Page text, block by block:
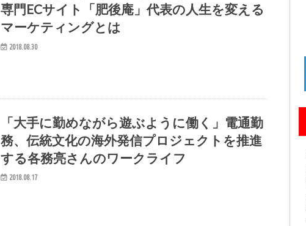
専門ECサイト「肥後庵」代表の人生を変える
マーケティングとは
2018.08.30
「大手に勤めながら遊ぶように働く」電通勤
務、伝統文化の海外発信プロジェクトを推進
する各務亮さんのワークライフ
2018.08.17